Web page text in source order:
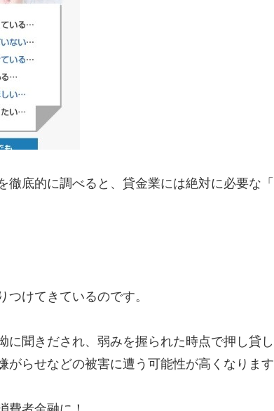
徹底的に調べると、貸金業には絶対に必要な
つけてきているのです。
に聞きだされ、弱みを握られた時点で押し貸
らせなどの被害に遭う可能性が高くなります